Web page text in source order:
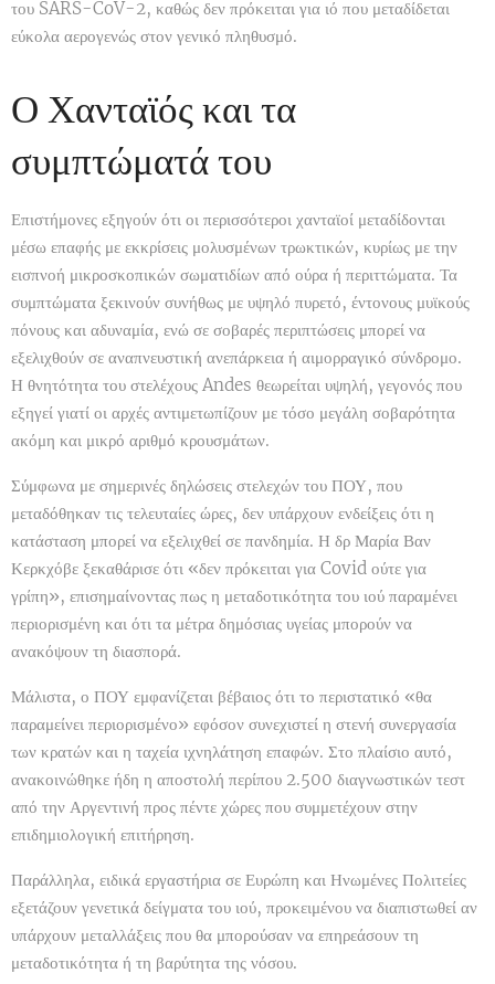
του SARS-CoV-2, καθώς δεν πρόκειται για ιό που μεταδίδεται
εύκολα αερογενώς στον γενικό πληθυσμό.
Ο Χανταϊός και τα
συμπτώματά του
Επιστήμονες εξηγούν ότι οι περισσότεροι χανταϊοί μεταδίδονται
μέσω επαφής με εκκρίσεις μολυσμένων τρωκτικών, κυρίως με την
εισπνοή μικροσκοπικών σωματιδίων από ούρα ή περιττώματα. Τα
συμπτώματα ξεκινούν συνήθως με υψηλό πυρετό, έντονους μυϊκούς
πόνους και αδυναμία, ενώ σε σοβαρές περιπτώσεις μπορεί να
εξελιχθούν σε αναπνευστική ανεπάρκεια ή αιμορραγικό σύνδρομο.
Η θνητότητα του στελέχους Andes θεωρείται υψηλή, γεγονός που
εξηγεί γιατί οι αρχές αντιμετωπίζουν με τόσο μεγάλη σοβαρότητα
ακόμη και μικρό αριθμό κρουσμάτων.
Σύμφωνα με σημερινές δηλώσεις στελεχών του ΠΟΥ, που
μεταδόθηκαν τις τελευταίες ώρες, δεν υπάρχουν ενδείξεις ότι η
κατάσταση μπορεί να εξελιχθεί σε πανδημία. Η δρ Μαρία Βαν
Κερκχόβε ξεκαθάρισε ότι «δεν πρόκειται για Covid ούτε για
γρίπη», επισημαίνοντας πως η μεταδοτικότητα του ιού παραμένει
περιορισμένη και ότι τα μέτρα δημόσιας υγείας μπορούν να
ανακόψουν τη διασπορά.
Μάλιστα, ο ΠΟΥ εμφανίζεται βέβαιος ότι το περιστατικό «θα
παραμείνει περιορισμένο» εφόσον συνεχιστεί η στενή συνεργασία
των κρατών και η ταχεία ιχνηλάτηση επαφών. Στο πλαίσιο αυτό,
ανακοινώθηκε ήδη η αποστολή περίπου 2.500 διαγνωστικών τεστ
από την Αργεντινή προς πέντε χώρες που συμμετέχουν στην
επιδημιολογική επιτήρηση.
Παράλληλα, ειδικά εργαστήρια σε Ευρώπη και Ηνωμένες Πολιτείες
εξετάζουν γενετικά δείγματα του ιού, προκειμένου να διαπιστωθεί αν
υπάρχουν μεταλλάξεις που θα μπορούσαν να επηρεάσουν τη
μεταδοτικότητα ή τη βαρύτητα της νόσου.